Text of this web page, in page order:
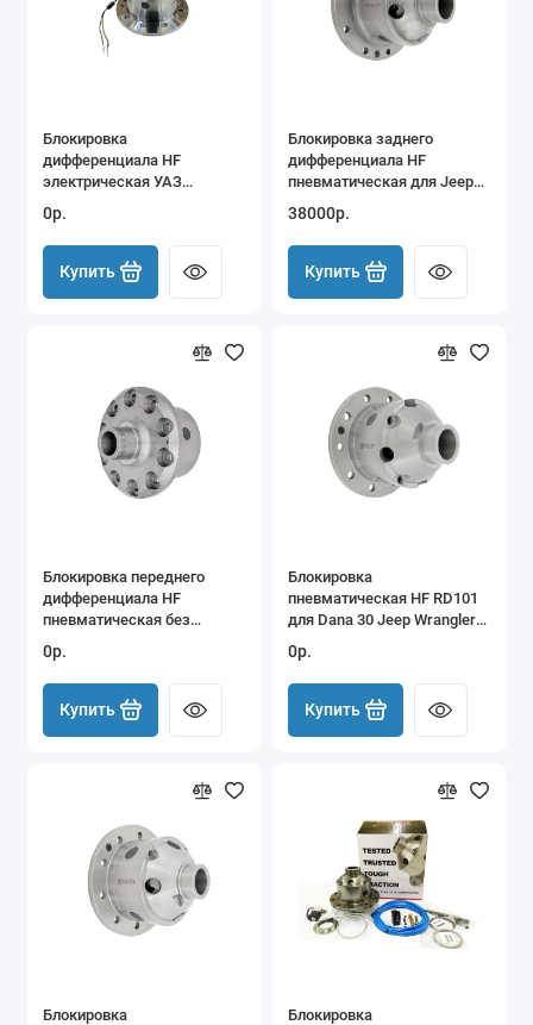
Блокировка
дифференциала HF
электрическая УАЗ
Спайсер)
0р.
Купить
Блокировка заднего
дифференциала HF
пневматическая для Jeep
XJ, FSJ, DANA44
38000р.
Купить
Блокировка переднего
дифференциала HF
пневматическая без
10 шл.
0р.
Купить
Блокировка
пневматическая HF RD101
для Dana 30 Jeep Wrangler
0р.
Купить
Блокировка
Блокировка